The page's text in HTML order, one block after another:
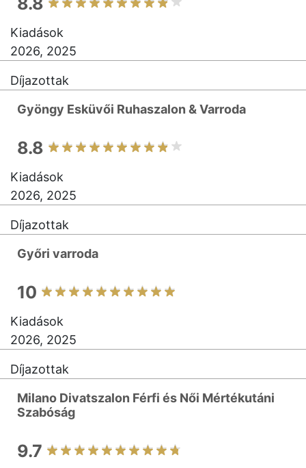
Kiadások
2026, 2025
Díjazottak
Gyöngy Esküvői Ruhaszalon & Varroda
8.8
Kiadások
2026, 2025
Díjazottak
Győri varroda
10
Kiadások
2026, 2025
Díjazottak
Milano Divatszalon Férfi és Női Mértékutáni
Szabóság
9.7